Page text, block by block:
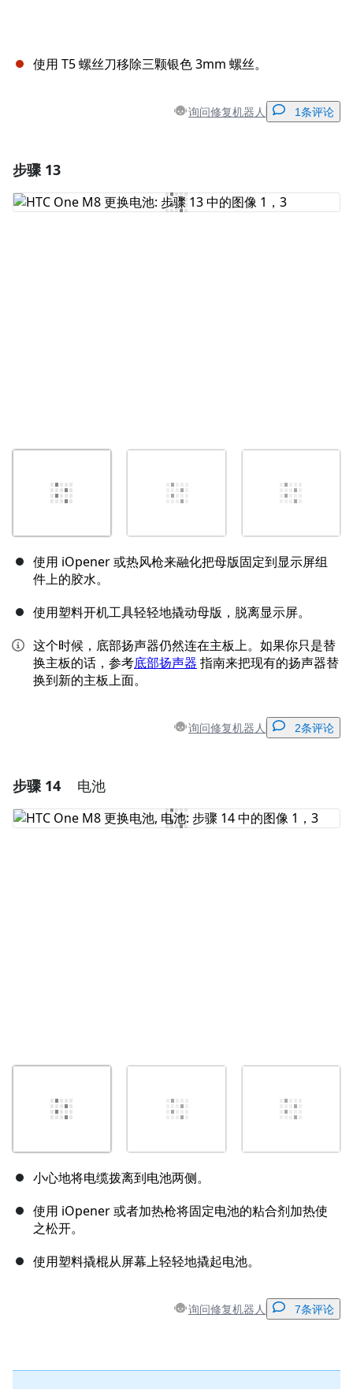
使用 T5 螺丝刀移除三颗银色 3mm 螺丝。
询问修复机器人 1条评论
添加评论
步骤 13
使用 iOpener 或热风枪来融化把母版固定到显示屏组
件上的胶水。
使用塑料开机工具轻轻地撬动母版，脱离显示屏。
这个时候，底部扬声器仍然连在主板上。如果你只是替
换主板的话，参考底部扬声器 指南来把现有的扬声器替
换到新的主板上面。
询问修复机器人 2条评论
添加评论
步骤 14 电池
小心地将电缆拨离到电池两侧。
使用 iOpener 或者加热枪将固定电池的粘合剂加热使
之松开。
使用塑料撬棍从屏幕上轻轻地撬起电池。
询问修复机器人 7条评论